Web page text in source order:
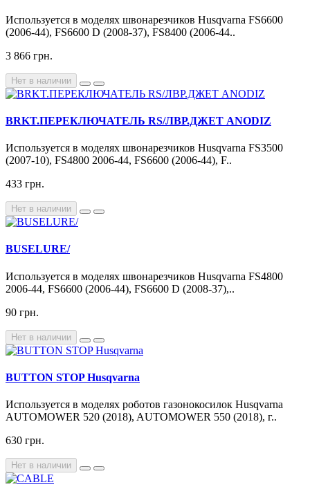
Используется в моделях швонарезчиков Husqvarna FS6600
(2006-44), FS6600 D (2008-37), FS8400 (2006-44..
3 866 грн.
Нет в наличии
BRKT.ПЕРЕКЛЮЧАТЕЛЬ RS/ЛВР.ДЖЕТ ANODIZ
Используется в моделях швонарезчиков Husqvarna FS3500
(2007-10), FS4800 2006-44, FS6600 (2006-44), F..
433 грн.
Нет в наличии
BUSELURE/
Используется в моделях швонарезчиков Husqvarna FS4800
2006-44, FS6600 (2006-44), FS6600 D (2008-37),..
90 грн.
Нет в наличии
BUTTON STOP Husqvarna
Используется в моделях роботов газонокосилок Husqvarna
AUTOMOWER 520 (2018), AUTOMOWER 550 (2018), г..
630 грн.
Нет в наличии